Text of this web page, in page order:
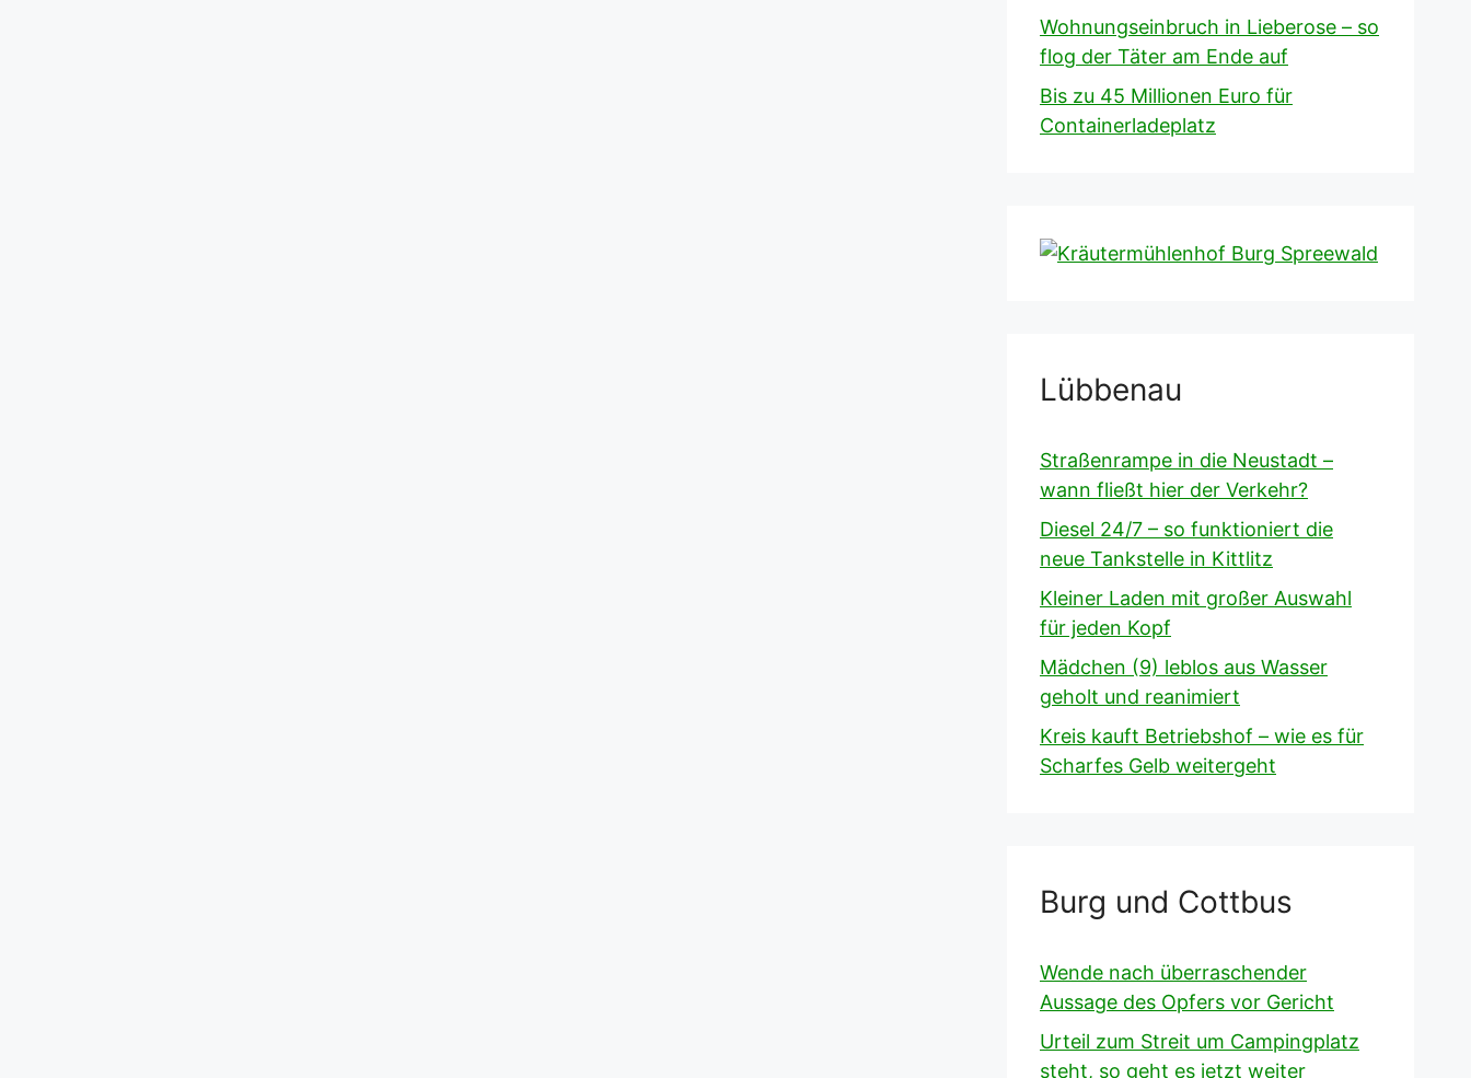
Wohnungseinbruch in Lieberose – so
flog der Täter am Ende auf
Bis zu 45 Millionen Euro für
Containerladeplatz
Lübbenau
Straßenrampe in die Neustadt –
wann fließt hier der Verkehr?
Diesel 24/7 – so funktioniert die
neue Tankstelle in Kittlitz
Kleiner Laden mit großer Auswahl
für jeden Kopf
Mädchen (9) leblos aus Wasser
geholt und reanimiert
Kreis kauft Betriebshof – wie es für
Scharfes Gelb weitergeht
Burg und Cottbus
Wende nach überraschender
Aussage des Opfers vor Gericht
Urteil zum Streit um Campingplatz
steht, so geht es jetzt weiter